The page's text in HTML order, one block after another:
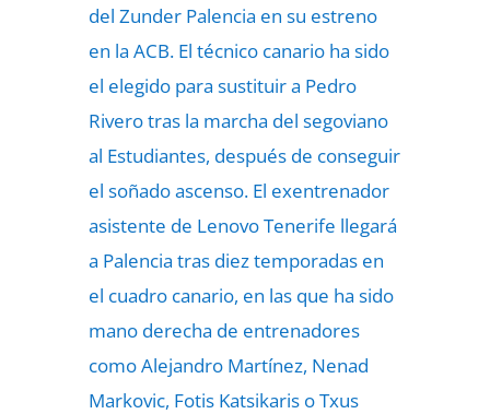
del Zunder Palencia en su estreno
en la ACB. El técnico canario ha sido
el elegido para sustituir a Pedro
Rivero tras la marcha del segoviano
al Estudiantes, después de conseguir
el soñado ascenso. El exentrenador
asistente de Lenovo Tenerife llegará
a Palencia tras diez temporadas en
el cuadro canario, en las que ha sido
mano derecha de entrenadores
como Alejandro Martínez, Nenad
Markovic, Fotis Katsikaris o Txus